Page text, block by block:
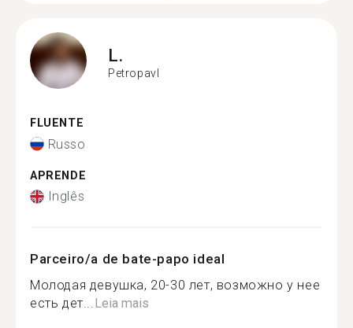
L.
Petropavl
FLUENTE
Russo
APRENDE
Inglês
Parceiro/a de bate-papo ideal
Молодая девушка, 20-30 лет, возможно у нее
есть дет...Leia mais